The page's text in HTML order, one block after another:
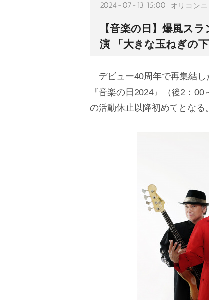
2024-07-13 15:00 オリコンニ
【音楽の日】爆風ス
演 「大きな玉ねぎの
デビュー40周年で再集結し
『音楽の日2024』（後2：
の活動休止以降初めてとなる。